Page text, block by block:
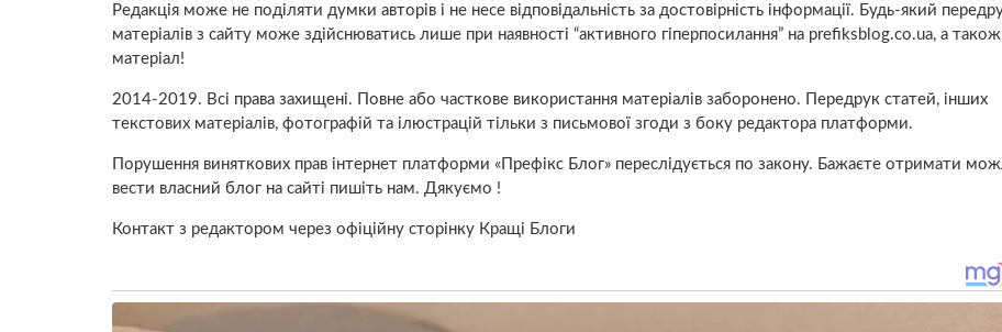
Редакція може не поділяти думки авторів і не несе відповідальність за достовірність інформації. Будь-який
матеріалів з сайту може здійснюватись лише при наявності “активного гіперпосилання” на prefiksblog.co.ua, а
матеріал!
2014-2019. Всі права захищені. Повне або часткове використання матеріалів заборонено. Передрук статей, інших
текстових матеріалів, фотографій та ілюстрацій тільки з письмової згоди з боку редактора платформи.
Порушення виняткових прав інтернет платформи «Префікс Блог» переслідується по закону. Бажаєте отримати
вести власний блог на сайті пишіть нам. Дякуємо !
Контакт з редактором через офіційну сторінку Кращі Блоги